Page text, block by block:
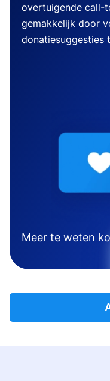
overtuigende call-
gemakkelijk door
donatiesuggesties
Meer te weten